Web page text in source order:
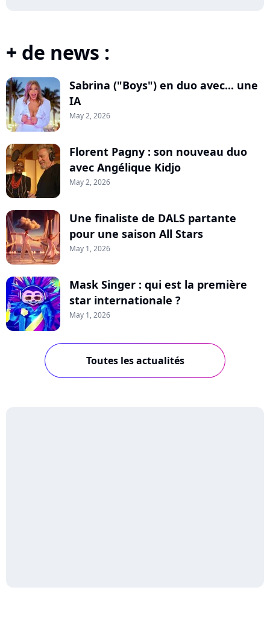
+ de news :
Sabrina ("Boys") en duo avec... une
IA
May 2, 2026
Florent Pagny : son nouveau duo
avec Angélique Kidjo
May 2, 2026
Une finaliste de DALS partante
pour une saison All Stars
May 1, 2026
Mask Singer : qui est la première
star internationale ?
May 1, 2026
Toutes les actualités